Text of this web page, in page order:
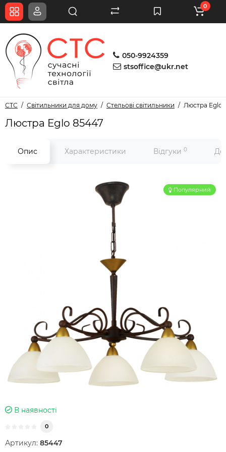
050-9924359
stsoffice@ukr.net
0
СТС Світильники для дому Стельові світильники Люстра Eglo
Люстра Eglo 85447
Опис Характеристики Відгуки 0
Популярний
В наявності
0
Артикул: 85447